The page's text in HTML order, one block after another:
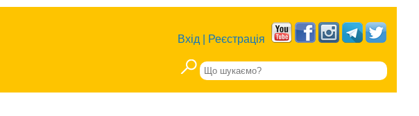
Вхід Реєстрація